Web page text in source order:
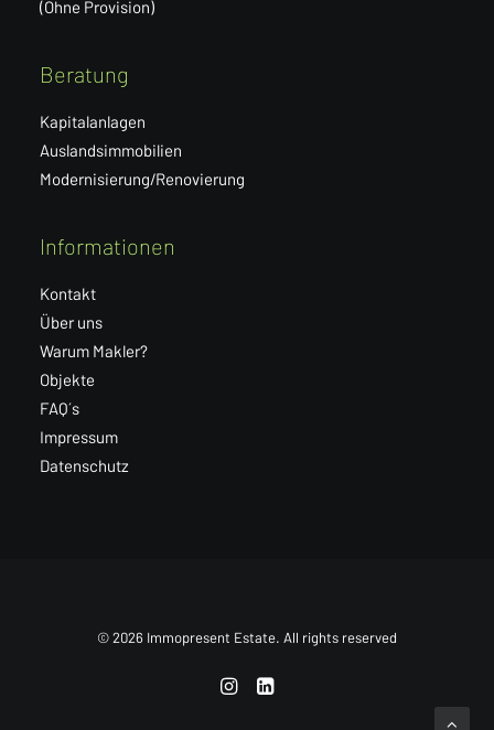
(Ohne Provision)
Beratung
Kapitalanlagen
Auslandsimmobilien
Modernisierung/Renovierung
Informationen
Kontakt
Über uns
Warum Makler?
Objekte
FAQ´s
Impressum
Datenschutz
© 2026 Immopresent Estate. All rights reserved